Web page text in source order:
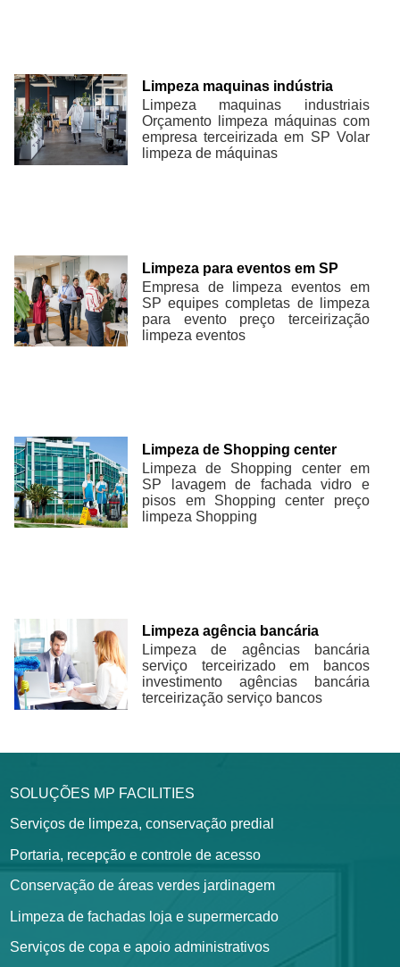
Limpeza maquinas indústria
Limpeza maquinas industriais
Orçamento limpeza máquinas com
empresa terceirizada em SP Volar
limpeza de máquinas
Limpeza para eventos em SP
Empresa de limpeza eventos em
SP equipes completas de limpeza
para evento preço terceirização
limpeza eventos
Limpeza de Shopping center
Limpeza de Shopping center em
SP lavagem de fachada vidro e
pisos em Shopping center preço
limpeza Shopping
Limpeza agência bancária
Limpeza de agências bancária
serviço terceirizado em bancos
investimento agências bancária
terceirização serviço bancos
SOLUÇÕES MP FACILITIES
Serviços de limpeza, conservação predial
Portaria, recepção e controle de acesso
Conservação de áreas verdes jardinagem
Limpeza de fachadas loja e supermercado
Serviços de copa e apoio administrativos